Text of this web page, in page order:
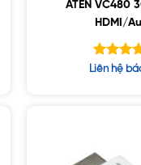
ATEN VC480
HDMI/
Được
Liên hệ